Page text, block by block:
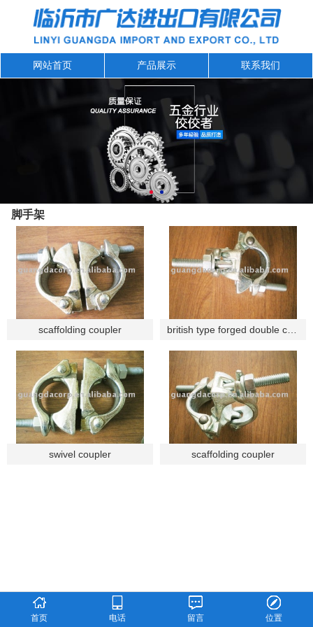
网站首页 产品展示 联系我们
脚手架
scaffolding coupler
swivel coupler scaffolding coupler
首页 电话 留言 位置